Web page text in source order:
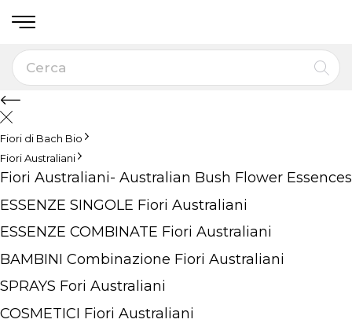
Fiori di Bach Bio
Fiori Australiani
Fiori Australiani- Australian Bush Flower Essences
ESSENZE SINGOLE Fiori Australiani
ESSENZE COMBINATE Fiori Australiani
BAMBINI Combinazione Fiori Australiani
SPRAYS Fori Australiani
COSMETICI Fiori Australiani